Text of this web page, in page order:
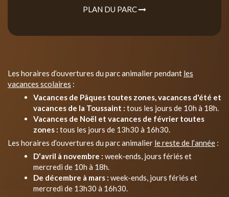
PLAN DU PARC
Les horaires d’ouvertures du parc animalier pendant les
vacances scolaires :
Vacances de Pâques toutes zones, vacances d'été et
vacances de la Toussaint : tous les jours de 10h à 18h.
Vacances de Noël et vacances de février toutes
zones : tous les jours de 13h30 à 16h30.
Les horaires d’ouvertures du parc animalier le reste de l’année :
D'avril à novembre : week-ends, jours fériés et
mercredi de 10h à 18h.
De décembre à mars : week-ends, jours fériés et
mercredi de 13h30 à 16h30.